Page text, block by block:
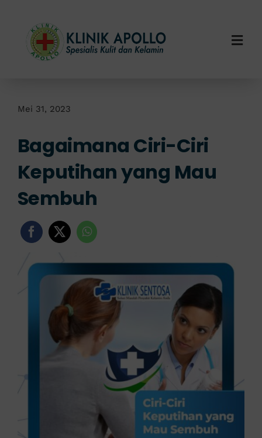
content
Layanan Kami
Info Klinik
Mei 31, 2023
Bagaimana Ciri-Ciri
Keputihan yang Mau
Sembuh